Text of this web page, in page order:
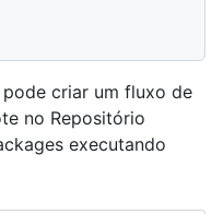
criar um fluxo de
no Repositório
executando